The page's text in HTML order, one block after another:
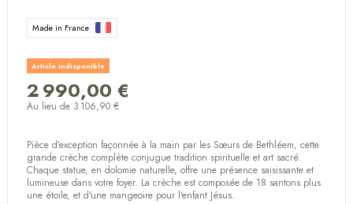
Made in France
Article indisponible
2 990,00 €
Au lieu de 3 106,90 €
Pièce d’exception façonnée à la main par les Sœurs de Bethléem, cette
grande crèche complète conjugue tradition spirituelle et art sacré.
Chaque statue, en dolomie naturelle, offre une présence saisissante et
lumineuse dans votre foyer. La crèche est composée de 18 santons plus
une étoile, et d'une mangeoire pour l'enfant Jésus.